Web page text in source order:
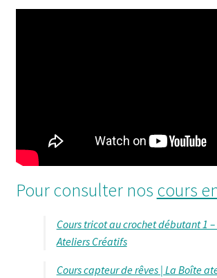
Pour consulter nos cours
Cours tricot au crochet débutant 1
Ateliers Créatifs
Cours capteur de rêves | La Boîte